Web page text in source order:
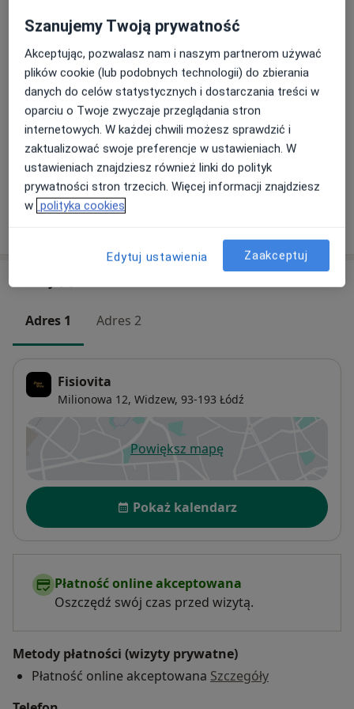
Stan ostry - Rehabilitacja
250 zł Szczegóły
Stan ostry - Terapia holistyczna
250 zł Szczegóły
+ 52 usługi
Adres 1 Adres 2
Fisiovita
Milionowa 12, Widzew, 93-193 Łódź
Powiększ mapęotwiera się w nowej karcie
Dostępność
Pokaż kalendarz
Płatność online akceptowana
Oszczędź swój czas przed wizytą.
Metody płatności (wizyty prywatne)
Płatność online akceptowana Szczegóły
Szanujemy Twoją prywatność
Akceptując, pozwalasz nam i naszym partnerom używać
plików cookie (lub podobnych technologii) do zbierania
danych do celów statystycznych i dostarczania treści w
oparciu o Twoje zwyczaje przeglądania stron
internetowych. W każdej chwili możesz sprawdzić i
zaktualizować swoje preferencje w ustawieniach. W
ustawieniach znajdziesz również linki do polityk
prywatności stron trzecich. Więcej informacji znajdziesz
w polityka cookies
Edytuj ustawienia Zaakceptuj